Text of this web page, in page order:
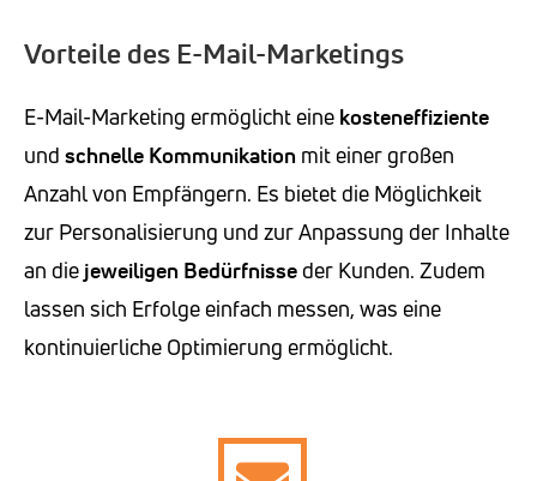
Vorteile des E-Mail-Marketings
E-Mail-Marketing ermöglicht eine kosteneffiziente
und schnelle Kommunikation mit einer großen
Anzahl von Empfängern. Es bietet die Möglichkeit
zur Personalisierung und zur Anpassung der Inhalte
an die jeweiligen Bedürfnisseder Kunden. Zudem
lassen sich Erfolge einfach messen, was eine
kontinuierliche Optimierung ermöglicht.